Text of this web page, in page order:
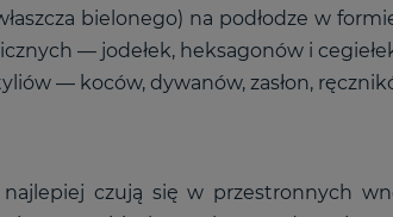
bielonego) na podłodze w
— jodełek, heksagonów i
— koców, dywanów, zasłon,
czują się w przestronnych